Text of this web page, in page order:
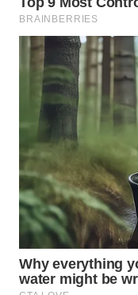
WN
KALSEL
WN
KALTIM
WN
SULSEL
WN
GORONTALO
WN
SULUT